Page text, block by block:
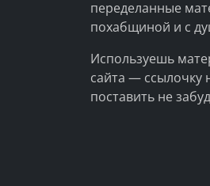
переделанные
похабщиной и с
Используешь
сайта — ссылочку
поставить не